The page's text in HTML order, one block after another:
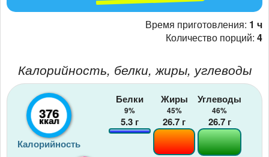
Время приготовления: 1 ч
Количество порций: 4
Калорийность, белки, жиры, углеводы
376
ккал
Калорийность
Белки
9%
5.3 г
Жиры
45%
26.7 г
Углеводы
46%
26.7г